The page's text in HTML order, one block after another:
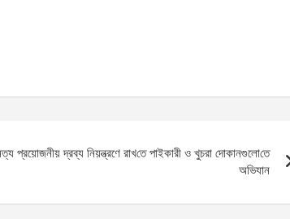
প্রয়োজনীয় দ্রব্য নিয়ন্ত্রণে রাখ‌তে পাইকারী ও খুচরা দোকানগুলো‌তে
অ‌ভিযান